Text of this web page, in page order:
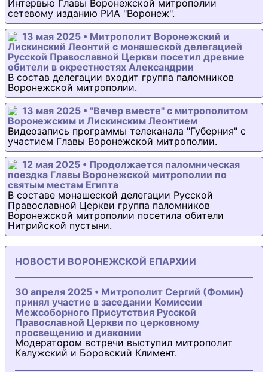
Интервью Главы Воронежской митрополии
сетевому изданию РИА "Воронеж".
13 мая 2025 • Митрополит Воронежский и
Лискинский Леонтий с монашеской делегацией
Русской Православной Церкви посетил древние
обители в окрестностях Александрии
В состав делегации входит группа паломников
Воронежской митрополии.
13 мая 2025 • "Вечер вместе" с митрополитом
Воронежским и Лискинским Леонтием
Видеозапись программы телеканала "Губерния" с
участием Главы Воронежской митрополии.
12 мая 2025 • Продолжается паломническая
поездка Главы Воронежской митрополии по
святым местам Египта
В составе монашеской делегации Русской
Православной Церкви группа паломников
Воронежской митрополии посетила обители
Нитрийской пустыни.
НОВОСТИ ВОРОНЕЖСКОЙ ЕПАРХИИ
30 апреля 2025 • Митрополит Сергий (Фомин)
принял участие в заседании Комиссии
Межсоборного Присутствия Русской
Православной Церкви по церковному
просвещению и диаконии
Модератором встречи выступил митрополит
Калужский и Боровский Климент.